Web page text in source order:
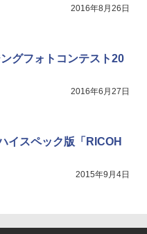
2016年8月26日
グフォトコンテスト20
2016年6月27日
イスペック版「RICOH
2015年9月4日